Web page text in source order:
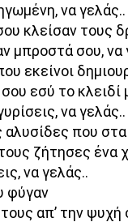
να γελάς..
κλείσαν τους
μπροστά σου, να
εκείνοι
εσύ το κλειδί
να γελάς..
αλυσίδες που
ζήτησες ένα
να γελάς..
φύγαν
απ’ την ψυχή